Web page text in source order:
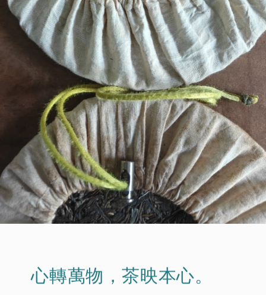
心轉萬物，茶映本心。